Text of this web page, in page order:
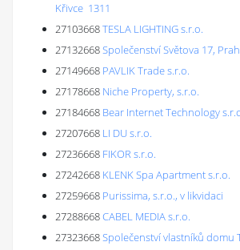
Křivce 1311
27103668TESLA LIGHTING s.r.o.
27132668Společenství Světova 17,
27149668 PAVLIK Trade s.r.o.
27178668 Niche Property, s.r.o.
27184668 Bear Internet Technology
27207668 LI DU s.r.o.
27236668 FIKOR s.r.o.
27242668 KLENK Spa Apartment s.r.o.
27259668 Purissima, s.r.o., v likvidaci
27288668CABEL MEDIA s.r.o.
27323668Společenství vlastníků domu